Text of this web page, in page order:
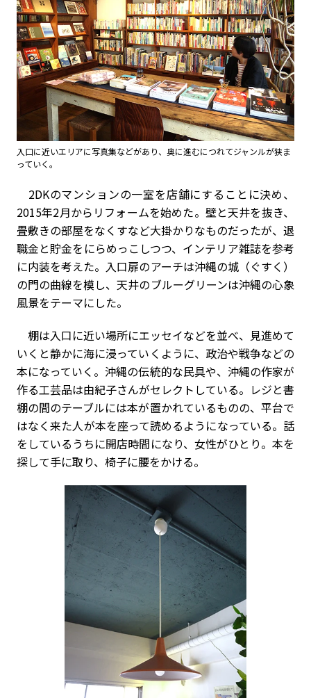
入口に近いエリアに写真集などがあり、奥に進むにつれてジャンルが狭ま
っていく。
2DKのマンションの一室を店舗にすることに決め、
2015年2月からリフォームを始めた。壁と天井を抜き、
畳敷きの部屋をなくすなど大掛かりなものだったが、退
職金と貯金をにらめっこしつつ、インテリア雑誌を参考
に内装を考えた。入口扉のアーチは沖縄の城（ぐすく）
の門の曲線を模し、天井のブルーグリーンは沖縄の心象
風景をテーマにした。
棚は入口に近い場所にエッセイなどを並べ、見進めて
いくと静かに海に浸っていくように、政治や戦争などの
本になっていく。沖縄の伝統的な民具や、沖縄の作家が
作る工芸品は由紀子さんがセレクトしている。レジと書
棚の間のテーブルには本が置かれているものの、平台で
はなく来た人が本を座って読めるようになっている。話
をしているうちに開店時間になり、女性がひとり。本を
探して手に取り、椅子に腰をかける。